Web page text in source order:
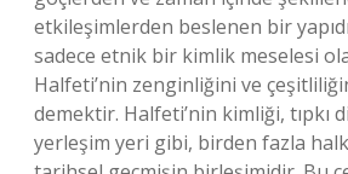
etkileşimlerden beslenen bir
sadece etnik bir kimlik meselesi
Halfeti’nin zenginliğini ve
demektir. Halfeti’nin kimliği, tıpkı
yerleşim yeri gibi, birden fazla